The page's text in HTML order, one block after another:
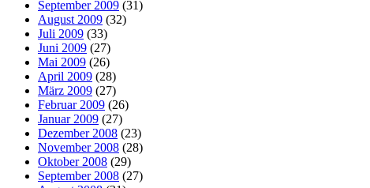
September 2009 (31)
August 2009 (32)
Juli 2009 (33)
Juni 2009 (27)
Mai 2009 (26)
April 2009 (28)
März 2009 (27)
Februar 2009 (26)
Januar 2009 (27)
Dezember 2008 (23)
November 2008 (28)
Oktober 2008 (29)
September 2008 (27)